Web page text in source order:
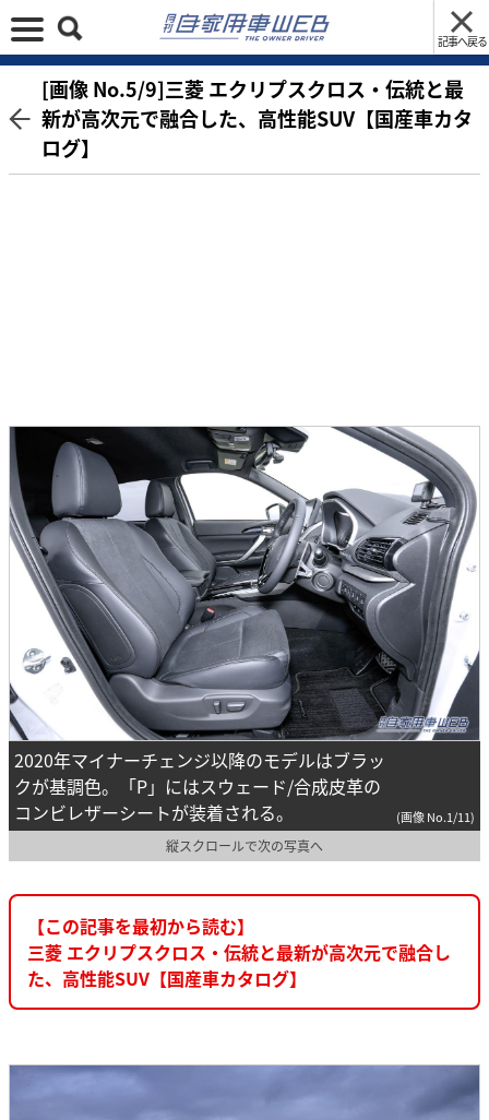
記事へ戻る
[画像 No.5/9]三菱 エクリプスクロス・伝統と最
新が高次元で融合した、高性能SUV【国産車カタ
ログ】
2020年マイナーチェンジ以降のモデルはブラッ
クが基調色。「P」にはスウェード/合成皮革の
コンビレザーシートが装着される。
(画像 No.1/11)
縦スクロールで次の写真へ
【この記事を最初から読む】
三菱 エクリプスクロス・伝統と最新が高次元で融合し
た、高性能SUV【国産車カタログ】